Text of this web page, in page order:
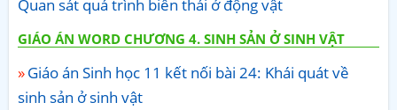
Quan sát quá trình biến thái ở động vật
GIÁO ÁN WORD CHƯƠNG 4. SINH SẢN Ở SINH VẬT
Giáo án Sinh học 11 kết nối bài 24: Khái quát về
sinh sản ở sinh vật